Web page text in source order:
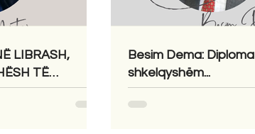
LIBRASH,
TË
Besim Dema: Diploma
shkelqyshëm...